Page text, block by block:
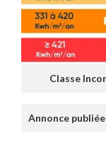
Classe
Annonce